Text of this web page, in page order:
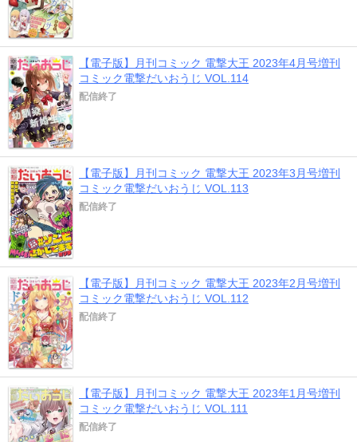
【電子版】月刊コミック 電撃大王 2023年4月号増刊
コミック電撃だいおうじ VOL.114
配信終了
【電子版】月刊コミック 電撃大王 2023年3月号増刊
コミック電撃だいおうじ VOL.113
配信終了
【電子版】月刊コミック 電撃大王 2023年2月号増刊
コミック電撃だいおうじ VOL.112
配信終了
【電子版】月刊コミック 電撃大王 2023年1月号増刊
コミック電撃だいおうじ VOL.111
配信終了